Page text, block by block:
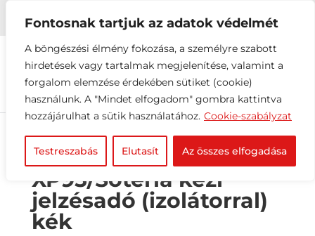
Fontosnak tartjuk az adatok védelmét
A böngészési élmény fokozása, a személyre szabott
hirdetések vagy tartalmak megjelenítése, valamint a
forgalom elemzése érdekében sütiket (cookie)
használunk. A "Mindet elfogadom" gombra kattintva
hozzájárulhat a sütik használatához. Cookie-szabályzat
Testreszabás Elutasít Az összes elfogadása
 +36 1 216 2612 info@elektrovill.hu
XP95/Soteria kézi
jelzésadó (izolátorral)
kék